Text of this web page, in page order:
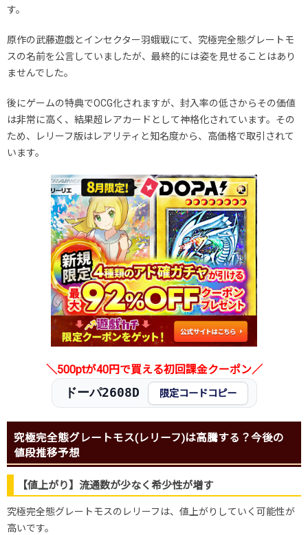
す。
原作の武藤遊戯とインセクター羽蛾戦にて、究極完全態グレートモ
スの名前を公言していましたが、最終的には姿を見せることはあり
ませんでした。
後にゲームの特典でOCG化されますが、封入率の低さからその価値
は非常に高く、結果超レアカードとして神格化されています。その
ため、レリーフ版はレアリティと知名度から、高価格で取引されて
います。
＼500ptが40円で買える初回課金クーポン／
ドーパ2608D 限定コードコピー
究極完全態グレートモス(レリーフ)は高騰する？今後の
値段推移予想
【値上がり】流通数が少なく希少性が増す
究極完全態グレートモスのレリーフは、値上がりしていく可能性が
高いです。